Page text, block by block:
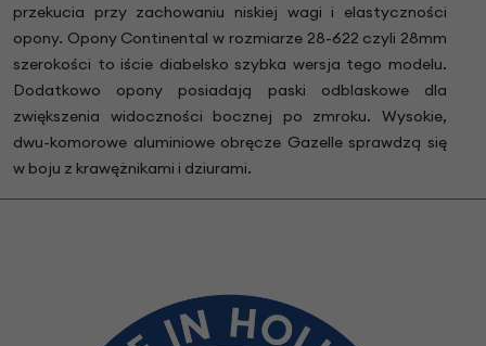
przekucia przy zachowaniu niskiej wagi i elastyczności
opony. Opony Continental w rozmiarze 28-622 czyli 28mm
szerokości to iście diabelsko szybka wersja tego modelu.
Dodatkowo opony posiadają paski odblaskowe dla
zwiększenia widoczności bocznej po zmroku. Wysokie,
dwu-komorowe aluminiowe obręcze Gazelle sprawdzą się
w boju z krawężnikami i dziurami.